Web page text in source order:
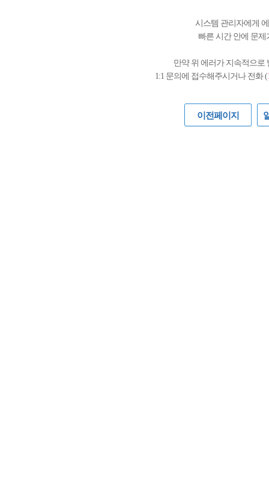
시스템 관리자에게
빠른 시간 안에 문
만약 위 에러가 지속적으로
1:1 문의에 접수해주시거나 전화 (
이전페이지